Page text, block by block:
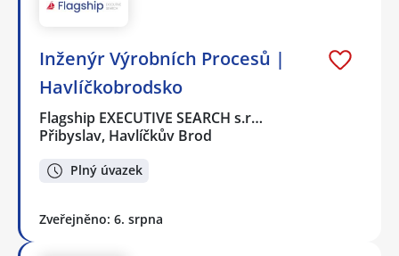
Inženýr Výrobních Procesů |
Havlíčkobrodsko
Flagship EXECUTIVE SEARCH s.r…
Přibyslav, Havlíčkův Brod
Plný úvazek
Zveřejněno: 6. srpna